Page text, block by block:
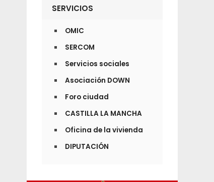
SERVICIOS
OMIC
SERCOM
Servicios sociales
Asociación DOWN
Foro ciudad
CASTILLA LA MANCHA
Oficina de la vivienda
DIPUTACIÓN